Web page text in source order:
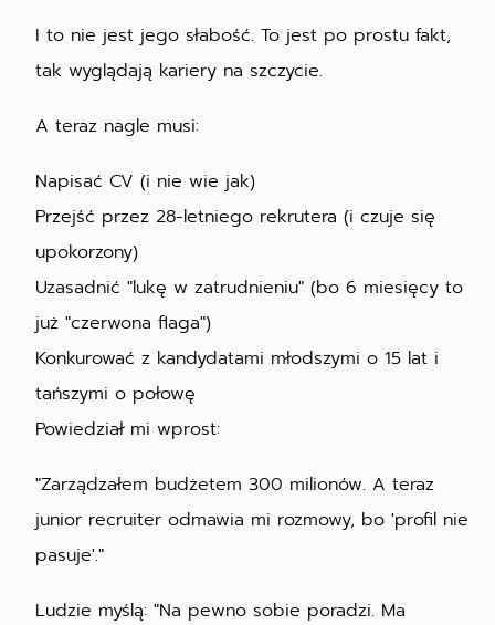
I to nie jest jego słabość. To jest po prostu fakt,
tak wyglądają kariery na szczycie.
A teraz nagle musi:
Napisać CV (i nie wie jak)
Przejść przez 28-letniego rekrutera (i czuje się
upokorzony)
Uzasadnić "lukę w zatrudnieniu" (bo 6 miesięcy to
już "czerwona flaga")
Konkurować z kandydatami młodszymi o 15 lat i
tańszymi o połowę
Powiedział mi wprost:
"Zarządzałem budżetem 300 milionów. A teraz
junior recruiter odmawia mi rozmowy, bo 'profil nie
pasuje'."
Ludzie myślą: "Na pewno sobie poradzi. Ma